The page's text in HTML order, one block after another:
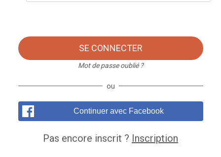
SE CONNECTER
Mot de passe oublié ?
ou
Continuer avec Facebook
Pas encore inscrit ? Inscription